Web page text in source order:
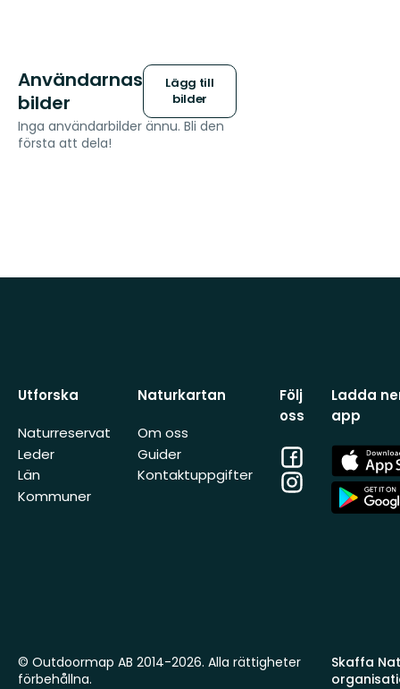
Användarnas
bilder
Lägg till
bilder
Inga användarbilder ännu. Bli den
första att dela!
Utforska
Naturreservat
Leder
Län
Kommuner
Naturkartan
Om oss
Guider
Kontaktuppgifter
Följ
oss
Facebook
Instagram
Ladda
app
App
Store
App
Store
Skaffa
© Outdoormap AB 2014-2026. Alla rättigheter
förbehållna.